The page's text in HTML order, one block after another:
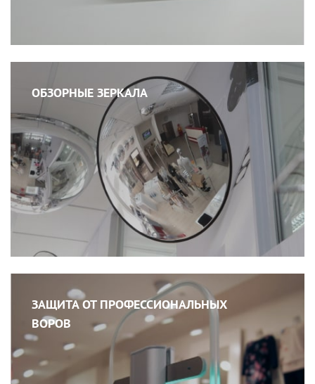
ОБЗОРНЫЕ ЗЕРКАЛА
ЗАЩИТА ОТ ПРОФЕССИОНАЛЬНЫХ
ВОРОВ